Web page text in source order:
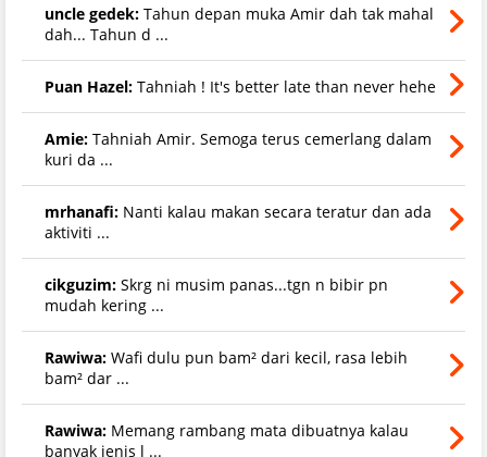
uncle gedek: Tahun depan muka Amir dah tak mahal
dah... Tahun d ...
Puan Hazel: Tahniah ! It's better late than never hehe
Amie: Tahniah Amir. Semoga terus cemerlang dalam
kuri da ...
mrhanafi: Nanti kalau makan secara teratur dan ada
aktiviti ...
cikguzim: Skrg ni musim panas...tgn n bibir pn
mudah kering ...
Rawiwa: Wafi dulu pun bam² dari kecil, rasa lebih
bam² dar ...
Rawiwa: Memang rambang mata dibuatnya kalau
banyak jenis l ...